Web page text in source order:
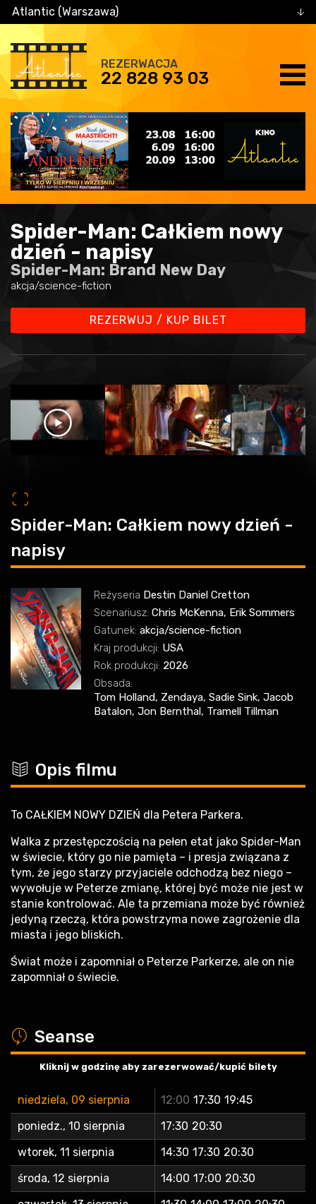
Atlantic (Warszawa)
REZERWACJA
22 828 93 03
Spider-Man: Całkiem nowy
dzień - napisy
Spider-Man: Brand New Day
akcja/science-fiction
REZERWUJ / KUP BILET
o
Spider-Man: Całkiem nowy dzień -
napisy
Reżyseria Destin Daniel Cretton
Scenariusz: Chris McKenna, Erik Sommers
Gatunek: akcja/science-fiction
Kraj produkcji: USA
Rok produkcji: 2026
Obsada:
Tom Holland, Zendaya, Sadie Sink, Jacob
Batalon, Jon Bernthal, Tramell Tillman
c Opis filmu
To CAŁKIEM NOWY DZIEŃ dla Petera Parkera.
Walka z przestępczością na pełen etat jako Spider-Man
w świecie, który go nie pamięta – i presja związana z
tym, że jego starzy przyjaciele odchodzą bez niego –
wywołuje w Peterze zmianę, której być może nie jest w
stanie kontrolować. Ale ta przemiana może być również
jedyną rzeczą, która powstrzyma nowe zagrożenie dla
miasta i jego bliskich.
Świat może i zapomniał o Peterze Parkerze, ale on nie
zapomniał o świecie.
a Seanse
Kliknij w godzinę aby zarezerwować/kupić bilety
niedziela, 09 sierpnia 12:00 17:30 19:45
poniedz., 10 sierpnia
17:30 20:30
wtorek, 11 sierpnia
14:30 17:30 20:30
środa, 12 sierpnia
14:00 17:00 20:30